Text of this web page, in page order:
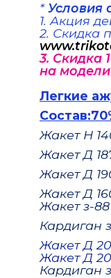
*Условия
1. Акция
2. Скидка
3. Скидка
на
Легкие
Жакет Н
Жакет Д
Жакет Д
Жакет Д
Жакет з-
Кардиган
Жакет Д
Жакет Д
Кардиган